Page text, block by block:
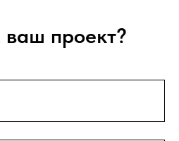
проект?